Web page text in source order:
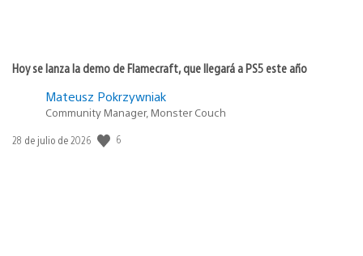
Hoy se lanza la demo de Flamecraft, que llegará a PS5 este año
Mateusz Pokrzywniak
Community Manager, Monster Couch
Fecha
28 de julio de 2026 6